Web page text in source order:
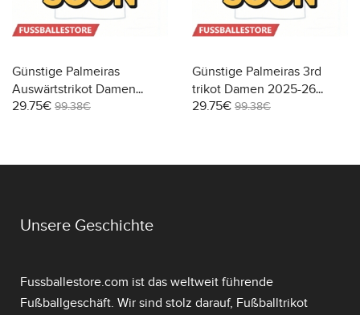
Günstige Palmeiras
Auswärtstrikot Damen
2025-26 Kurzarm
29.75€ 99.38€
Günstige Palmeiras 3rd
trikot Damen 2025-26
Kurzarm
29.75€ 99.38€
Unsere Geschichte
Fussballestore.com ist das weltweit führende
Fußballgeschäft. Wir sind stolz darauf, Fußballtrikot